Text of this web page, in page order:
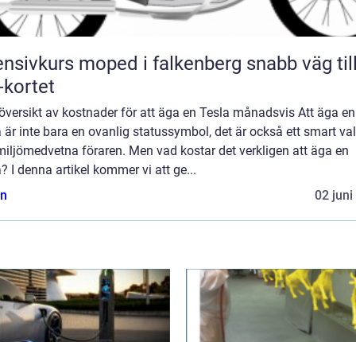
moped i falkenberg snabb väg till
kortet
av kostnader för att äga en Tesla månadsvis Att äga en
är inte bara en ovanlig statussymbol, det är också ett smart
föraren. Men vad kostar det verkligen att äga en
I denna artikel kommer vi att ge...
02 juni